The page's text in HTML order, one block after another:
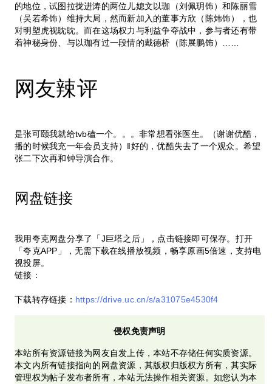
的地位，试图拉拢进涛的两位儿媳文以珈（刘佩玥饰）和陈丽雪
（吴若希饰）维持大局，然而新加入的董事方欣（陈炜饰），也
对明塱虎视眈眈。而在这场权力与利益争夺战中，参与者还有带
着神秘身份、与以珈有过一段情的戴德桥（陈展鹏饰）……
网友辣评
是张可颐我就给tvb磕一个。。。非常想看张医生。（谢谢优酷，
播的时候我充一年会员支持）‖好的，优酷失去了一个观众。希望
张二下次再和钟导演合作。
网盘链接
我用夸克网盘分享了「J巨塔之后」，点击链接即可保存。打开
「夸克APP」，无需下载在线播放视频，畅享原画5倍速，支持电
视投屏。
链接：
下载转存链接： https://drive.uc.cn/s/a31075e4530f4
侵权免责声明
本站所有资源链接为网友自发上传，本站不存储任何实质资源。
本文内所有链接指向的网盘资源，其版权归版权方所有，其实际
管理权为帖子发布者所有，本站无法操作相关资源。如您认为本